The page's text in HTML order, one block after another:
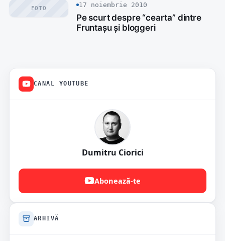
FOTO 17 noiembrie 2010
Pe scurt despre “cearta” dintre
Fruntașu și bloggeri
CANAL YOUTUBE
Dumitru Ciorici
Abonează-te
ARHIVĂ